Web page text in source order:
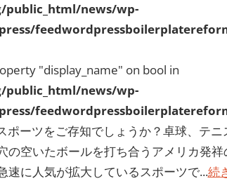
news/wp-
"display_name" on bool in
news/wp-
ポーツをご存知でしょうか？卓球、テ
の空いたボールを打ち合うアメリカ発
速に人気が拡大しているスポーツで...続